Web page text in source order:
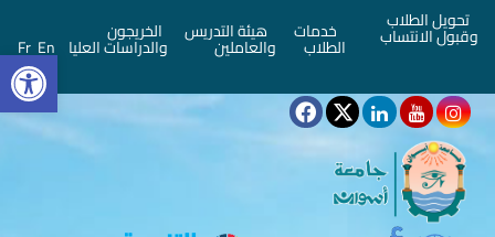
تحويل الطلاب
وقبول الانتساب خدمات
الطلاب
هيئة التدريس
والعاملين
الخريجون
والدراسات العليا En
Fr